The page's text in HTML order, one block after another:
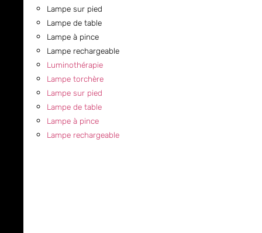
Lampe sur pied
Lampe de table
Lampe à pince
Lampe rechargeable
Luminothérapie
Lampe torchère
Lampe sur pied
Lampe de table
Lampe à pince
Lampe rechargeable